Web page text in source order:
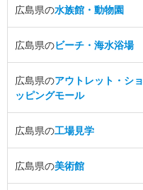
広島県の水族館・動物園
広島県のビーチ・海水浴場
広島県のアウトレット・ショ
ッピングモール
広島県の工場見学
広島県の美術館